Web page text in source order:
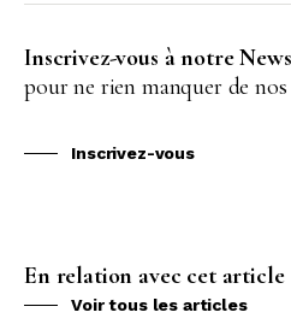
Inscrivez-vous à notre
pour ne rien manquer de
Inscrivez-vous
En relation avec cet article
Voir tous les articles